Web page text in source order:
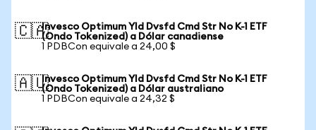
🇨🇦Invesco Optimum Yld Dvsfd Cmd Str No K-1 ETF
(Ondo Tokenized) a Dólar canadiense
1 PDBCon equivale a 24,00 $
🇦🇺Invesco Optimum Yld Dvsfd Cmd Str No K-1 ETF
(Ondo Tokenized) a Dólar australiano
1 PDBCon equivale a 24,32 $